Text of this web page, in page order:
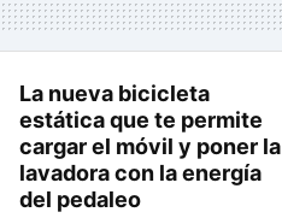
La nueva bicicleta
estática que te permite
cargar el móvil y poner la
lavadora con la energía
del pedaleo